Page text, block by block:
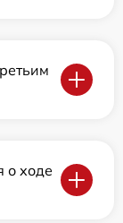
о ходе